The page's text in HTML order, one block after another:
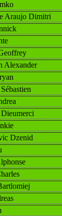
Araujo Dimitri
Alexander
Dzenid